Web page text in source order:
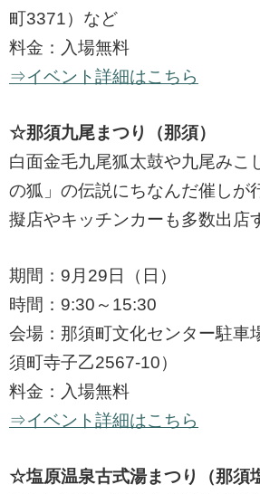
町3371）など
料金：入場無料
⇒イベント詳細はこちら
☆那須九尾まつり（那須）
白面金毛九尾狐太鼓や九尾みこ
の狐」の伝説にちなんだ催しが
擬店やキッチンカーも多数出店
期間：9月29日（日）
時間：9:30～15:30
会場：那須町文化センター駐車
須町寺子乙2567-10）
料金：入場無料
⇒イベント詳細はこちら
☆塩原温泉古式湯まつり（那須